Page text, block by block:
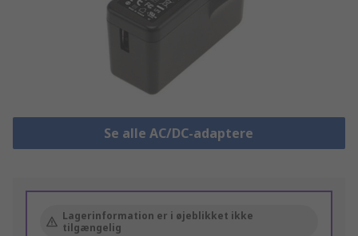
Se alle AC/DC-adaptere
Lagerinformation er i øjeblikket ikke
tilgængelig